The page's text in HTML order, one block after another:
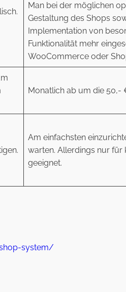
Man bei der möglichen
Gestaltung des Shops
Implementation von
Funktionalität mehr
WooCommerce oder
Monatlich ab um die 50,-
Am einfachsten
warten. Allerdings nur für
geeignet.
system/